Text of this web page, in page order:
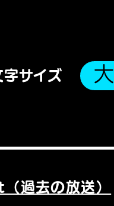
字サイズ 大
過去の放送）